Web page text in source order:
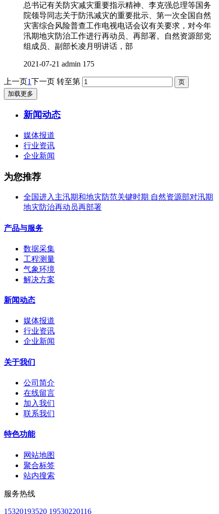
总书记有关防灾减灾重要指示精神、李克强总理等国务
院领导同志关于防汛减灾的重要批示、第一次全国自然
灾害综合风险普查工作电视电话会议有关要求，对今年
汛期地灾防治工作进行再动员、再部署。自然资源部党
组成员、副部长凌月明讲话，部
2021-07-21 admin 175
上一页1下一页 转至第
加载更多
新闻动态
媒体报道
行业资讯
企业新闻
为您推荐
全国进入主汛期和地灾防范关键时期 自然资源部对汛期
地灾防治再动员再部署
产品与服务
数据采集
工程测量
气象环境
解决方案
新闻动态
媒体报道
行业资讯
企业新闻
关于我们
公司简介
在线留言
加入我们
联系我们
特色功能
网站地图
聚合标签
站内搜索
服务热线
15320193520 19530220116